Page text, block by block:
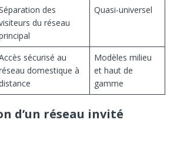
des
du réseau
Quasi-universel
sécurisé au
domestique à
Modèles milieu
et haut de
gamme
d’un réseau invité